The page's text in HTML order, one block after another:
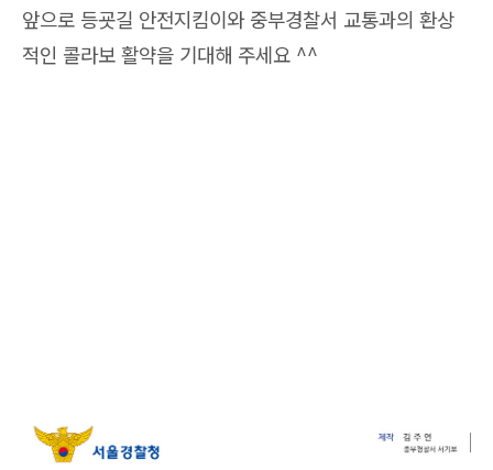
앞으로 등굣길 안전지킴이와 중부경찰서 교통과의 환상
적인 콜라보 활약을 기대해 주세요 ^^